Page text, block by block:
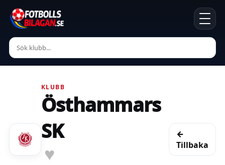
KLUBB
Östhammars
SK
♥
←
Tillbaka